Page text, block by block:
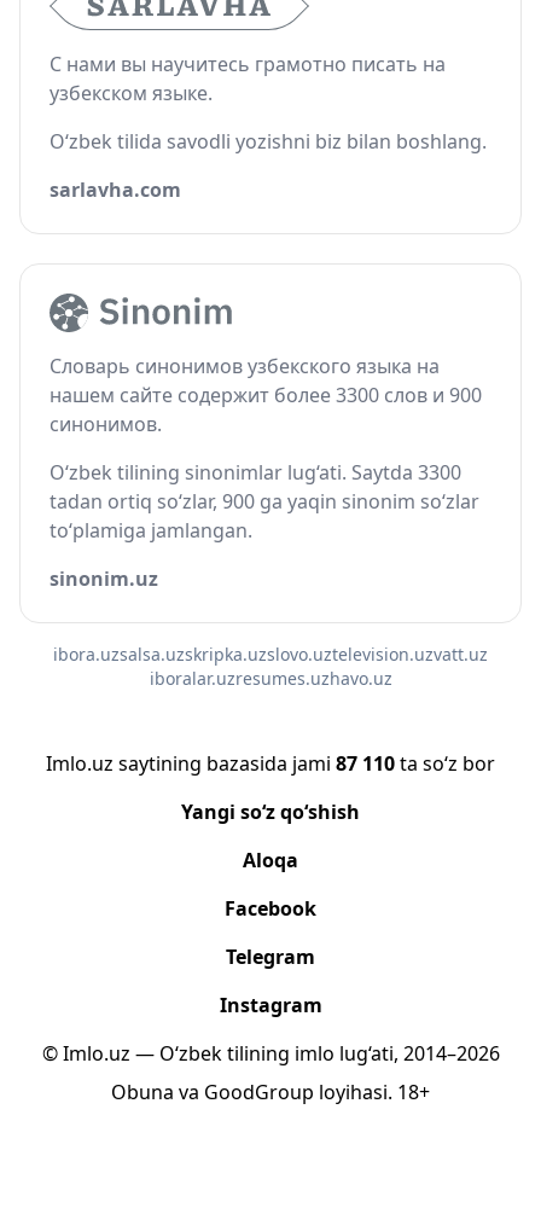
С нами вы научитесь грамотно писать на
узбекском языке.
O‘zbek tilida savodli yozishni biz bilan boshlang.
sarlavha.com
Словарь синонимов узбекского языка на
нашем сайте содержит более 3300 слов и 900
синонимов.
O‘zbek tilining sinonimlar lug‘ati. Saytda 3300
tadan ortiq so‘zlar, 900 ga yaqin sinonim so‘zlar
to‘plamiga jamlangan.
sinonim.uz
ibora.uzsalsa.uzskripka.uzslovo.uztelevision.uzvatt.uz
iboralar.uzresumes.uzhavo.uz
Imlo.uz saytining bazasida jami 87 110ta so‘z bor
Yangi so‘z qo‘shish
Aloqa
Facebook
Telegram
Instagram
© Imlo.uz — O‘zbek tilining imlo lug‘ati, 2014–2026
Obuna va GoodGroup loyihasi. 18+